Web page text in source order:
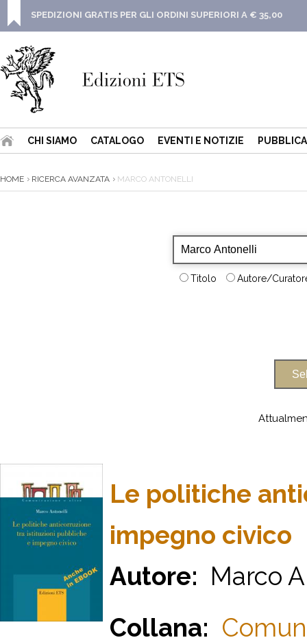
SPEDIZIONI GRATIS PER GLI ORDINI SUPERIORI A € 35,00
CHI SIAMO CATALOGO EVENTI E NOTIZIE
HOME RICERCA AVANZATA MARCO ANTONELLI
Titolo Autore/
Le politiche
impegno civico
Autore: Marco
Collana: